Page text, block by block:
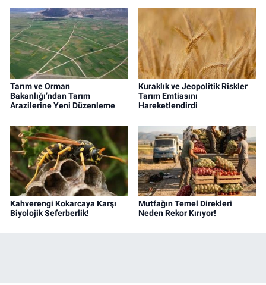
Tarım ve Orman
Bakanlığı’ndan Tarım
Arazilerine Yeni Düzenleme
Kuraklık ve Jeopolitik Riskler
Tarım Emtiasını
Hareketlendirdi
Kahverengi Kokarcaya Karşı
Biyolojik Seferberlik!
Mutfağın Temel Direkleri
Neden Rekor Kırıyor!